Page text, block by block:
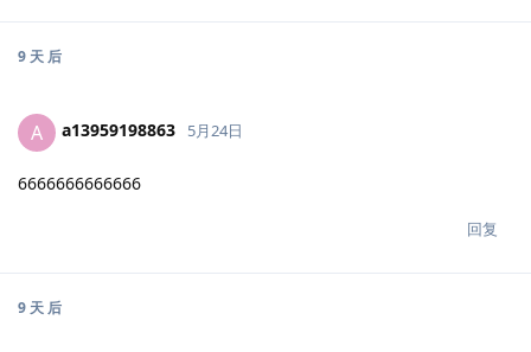
9 天 后
A a13959198863 5月24日
6666666666666
回复
9 天 后